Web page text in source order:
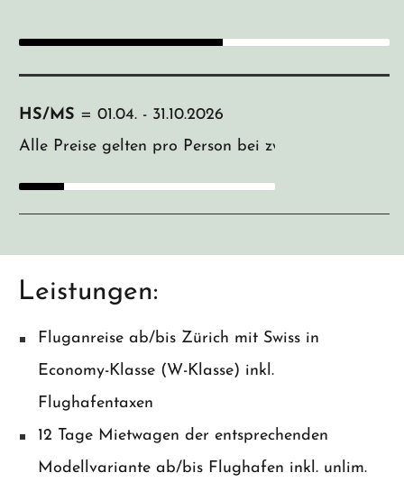
HS/MS = 01.04. - 31.10.2026
Alle Preise gelten pro Person bei zwei
Leistungen:
Fluganreise ab/bis Zürich mit Swiss in
Economy-Klasse (W-Klasse) inkl.
Flughafentaxen
12 Tage Mietwagen der entsprechenden
Modellvariante ab/bis Flughafen inkl. unlim.